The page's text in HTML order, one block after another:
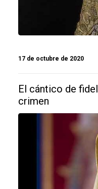
17 de octubre de 2020
El cántico de
crimen